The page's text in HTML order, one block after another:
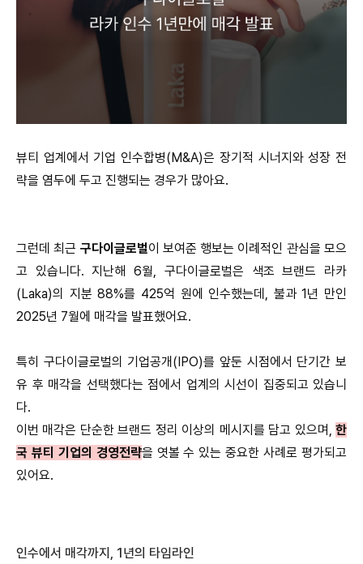
뷰티 업계에서 기업 인수합병(M&A)은 장기적 시너지와 성장 전
략을 염두에 두고 진행되는 경우가 많아요.
그런데 최근 구다이글로벌이 보여준 행보는 이례적인 관심을 모으
고 있습니다.지난해 6월, 구다이글로벌은 색조 브랜드 라카
(Laka)의 지분 88%를 425억 원에 인수했는데, 불과 1년 만인
2025년 7월에 매각을 발표했어요.
특히 구다이글로벌의 기업공개(IPO)를 앞둔 시점에서 단기간 보
유 후 매각을 선택했다는 점에서 업계의 시선이 집중되고 있습니
다.
이번 매각은 단순한 브랜드 정리 이상의 메시지를 담고 있으며, 한
국 뷰티 기업의 경영전략을 엿볼 수 있는 중요한 사례로 평가되고
있어요.
인수에서 매각까지, 1년의 타임라인